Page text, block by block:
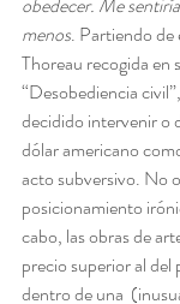
menos. Partiendo
Thoreau recogida en
“Desobediencia
decidido intervenir o
dólar americano
acto subversivo. No
posicionamiento
cabo, las obras de
precio superior al
dentro de una